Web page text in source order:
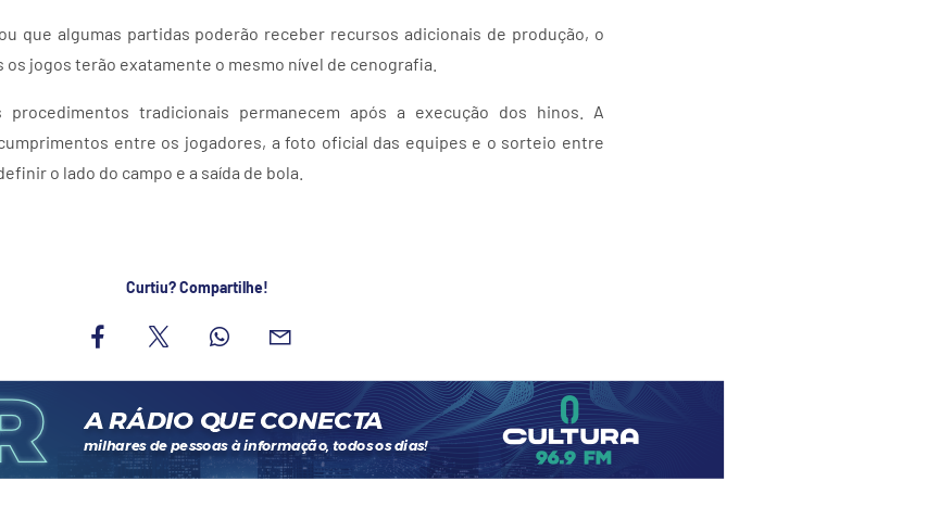
que algumas partidas poderão receber recursos adicionais de produção, o
jogos terão exatamente o mesmo nível de cenografia.
procedimentos tradicionais permanecem após a execução dos hinos. A
entre os jogadores, a foto oficial das equipes e o sorteio entre
o lado do campo e a saída de bola.
Curtiu? Compartilhe!